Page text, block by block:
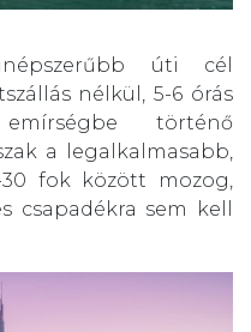
úti cél
nélkül, 5-6 órás
történő
a legalkalmasabb,
fok között mozog,
csapadékra sem kell